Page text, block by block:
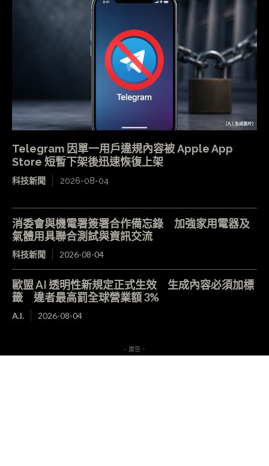
Telegram 因單一用戶違規內容被 Apple App
Store 短暫下架後迅速恢復上架
科技新聞 2026-08-04
消委會與機電署簽署合作備忘錄 加強家用電器及
氣體用具聯合測試與資訊交流
科技新聞 2026-08-04
歐盟 AI 透明性新規定正式生效 生成內容必須加標
籤 違者最高罰全球營業額 3%
A.I. 2026-08-04
- 廣告 -